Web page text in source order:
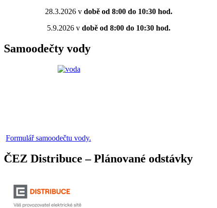
28.3.2026 vdobě od 8:00 do 10:30 hod.
5.9.2026 vdobě od 8:00 do 10:30 hod.
Samoodečty vody
Formulář samoodečtu vody.
ČEZ Distribuce – Plánované odstávky